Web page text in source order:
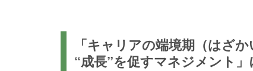
「キャリアの端境期（はざ
“成長”を促すマネジメント